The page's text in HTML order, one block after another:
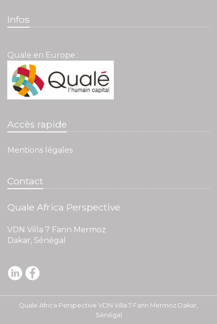
Infos
Quale en Europe :
Accès rapide
Mentions légales
Contact
Quale Africa Perspective
VDN Villa 7 Fann Mermoz
Dakar, Sénégal
Quale Africa Perspective VDN Villa 7 Fann Mermoz Dakar,
Sénégal